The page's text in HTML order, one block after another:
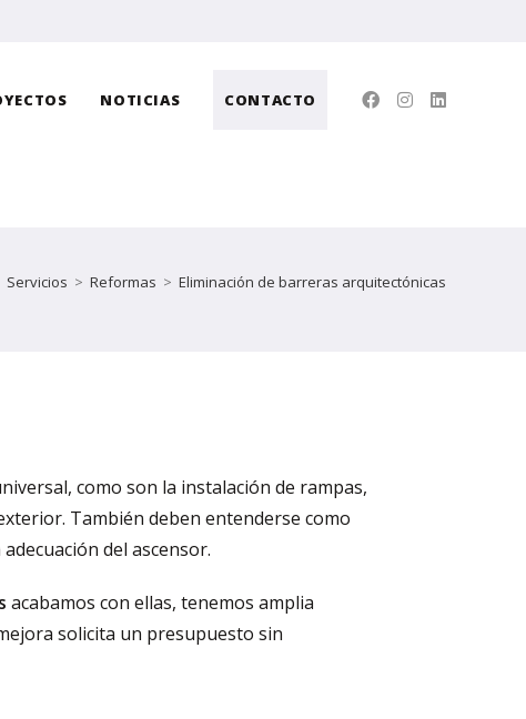
NOTICIAS CONTACTO
Servicios > Reformas > Eliminación de barreras arquitectónicas
como son la instalación de rampas,
También deben entenderse como
del ascensor.
acabamos con ellas, tenemos amplia
solicita un presupuesto sin